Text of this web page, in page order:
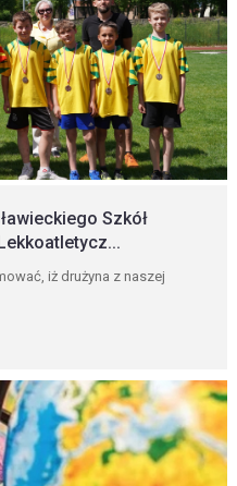
Szkół
iż drużyna z naszej